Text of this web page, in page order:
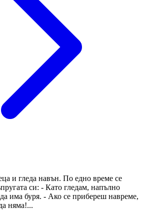
и гледа навън. По едно време се
си: - Като гледам, напълно
има буря. - Ако се прибереш навреме,
няма!...